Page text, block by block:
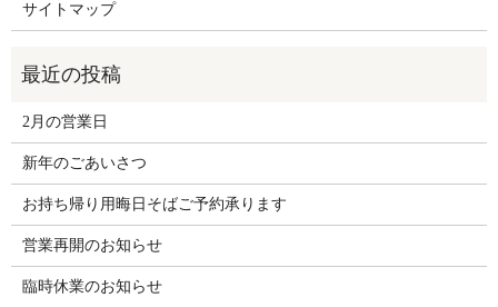
サイトマップ
2月の営業日
新年のごあいさつ
お持ち帰り用晦日そばご予約承ります
営業再開のお知らせ
臨時休業のお知らせ